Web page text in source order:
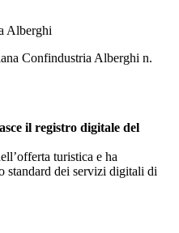
Alberghi
Confindustria Alberghi n.
il registro digitale del
turistica e ha
standard dei servizi digitali di